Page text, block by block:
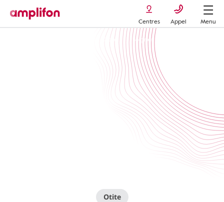
Centres Appel
Menu
Otite Soigner une otite
Otite